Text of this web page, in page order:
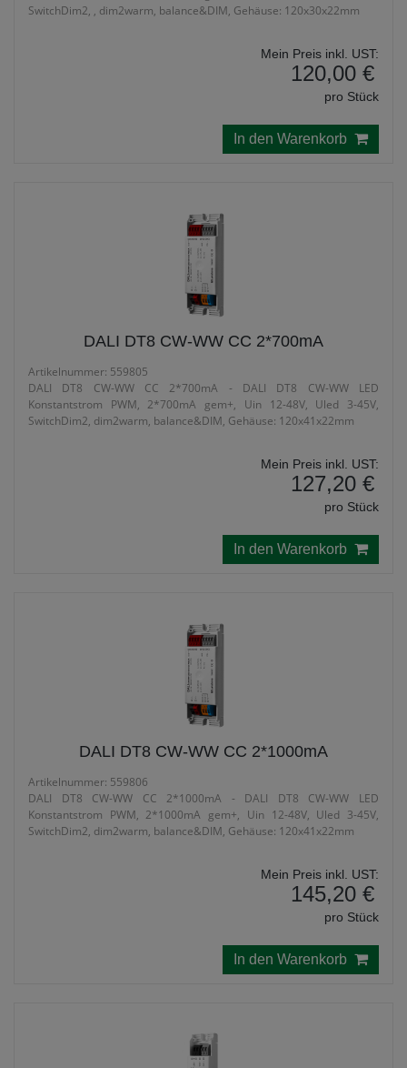
SwitchDim2, , dim2warm, balance&DIM, Gehäuse: 120x30x22mm
Mein Preis inkl. UST:
120,00 €
pro Stück
In den Warenkorb
DALI DT8 CW-WW CC 2*700mA
Artikelnummer: 559805
DALI DT8 CW-WW CC 2*700mA - DALI DT8 CW-WW LED
Konstantstrom PWM, 2*700mA gem+, Uin 12-48V, Uled 3-45V,
SwitchDim2, dim2warm, balance&DIM, Gehäuse: 120x41x22mm
Mein Preis inkl. UST:
127,20 €
pro Stück
In den Warenkorb
DALI DT8 CW-WW CC 2*1000mA
Artikelnummer: 559806
DALI DT8 CW-WW CC 2*1000mA - DALI DT8 CW-WW LED
Konstantstrom PWM, 2*1000mA gem+, Uin 12-48V, Uled 3-45V,
SwitchDim2, dim2warm, balance&DIM, Gehäuse: 120x41x22mm
Mein Preis inkl. UST:
145,20 €
pro Stück
In den Warenkorb